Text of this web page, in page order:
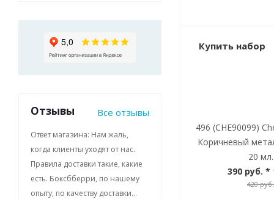
Купить набор
496 (CHE90099)
Коричневый
20 мл.
390 руб. *
420 руб.
Отзывы Все отзывы
Ответ магазина: Нам жаль,
когда клиенты уходят от нас.
Правила доставки такие, какие
есть. Боксбберри, по нашему
опыту, по качеству доставки...